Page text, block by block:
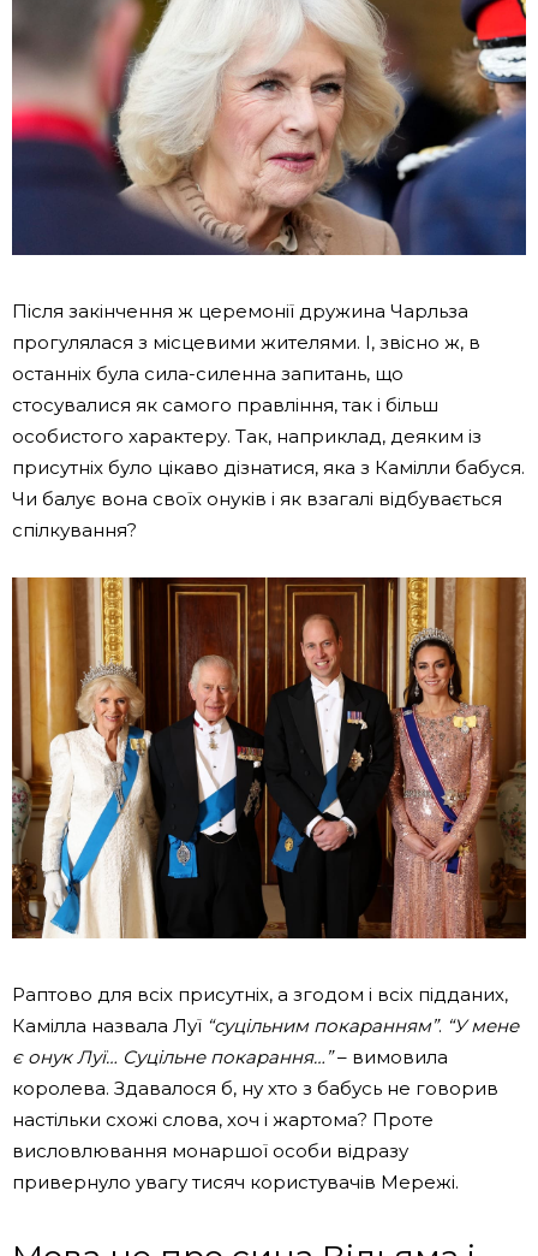
Після закінчення ж церемонії дружина Чарльза
прогулялася з місцевими жителями. І, звісно ж, в
останніх була сила-силенна запитань, що
стосувалися як самого правління, так і більш
особистого характеру. Так, наприклад, деяким із
присутніх було цікаво дізнатися, яка з Камілли бабуся.
Чи балує вона своїх онуків і як взагалі відбувається
спілкування?
Раптово для всіх присутніх, а згодом і всіх підданих,
Камілла назвала Луї “суцільним покаранням”. “У мене
є онук Луї… Суцільне покарання…”– вимовила
королева. Здавалося б, ну хто з бабусь не говорив
настільки схожі слова, хоч і жартома? Проте
висловлювання монаршої особи відразу
привернуло увагу тисяч користувачів Мережі.